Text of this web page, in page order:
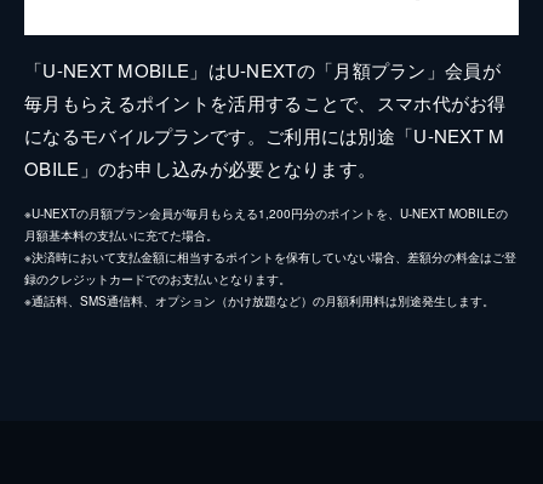
「U-NEXT MOBILE」はU-NEXTの「月額プラン」会員が
毎月もらえるポイントを活用することで、スマホ代がお得
になるモバイルプランです。ご利用には別途「U-NEXT M
OBILE」のお申し込みが必要となります。
※U-NEXTの月額プラン会員が毎月もらえる1,200円分のポイントを、U-NEXT MOBILEの
月額基本料の支払いに充てた場合。
※決済時において支払金額に相当するポイントを保有していない場合、差額分の料金はご登
録のクレジットカードでのお支払いとなります。
※通話料、SMS通信料、オプション（かけ放題など）の月額利用料は別途発生します。